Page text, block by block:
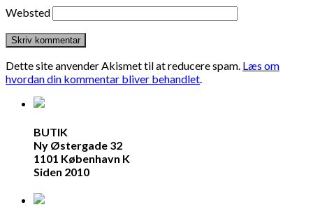
Websted
Dette site anvender Akismet til at reducere spam. Læs om
hvordan din kommentar bliver behandlet.
BUTIK
Ny Østergade 32
1101 København K
Siden 2010